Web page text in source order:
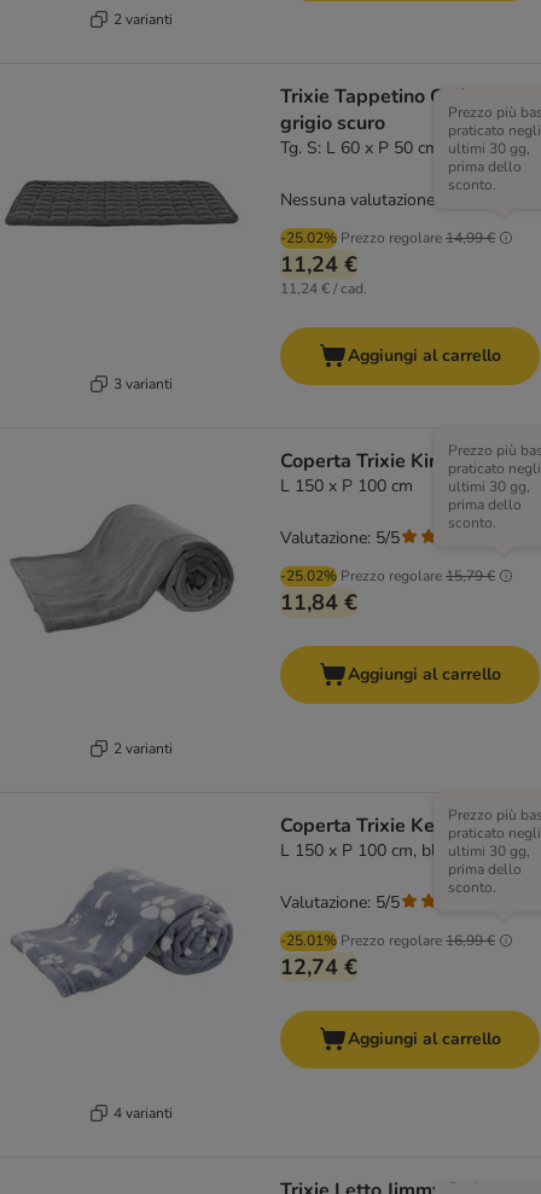
2 varianti
3 varianti
Trixie Tappetino Caliente,
grigio scuro
Tg. S: L 60 x P 50 cm
-25.02% Prezzo regolare14,99 €
Prezzo più
praticato negli
ultimi 30 gg,
prima dello
sconto.
11,24 €
11,24 € / cad.
Nessuna valutazione
Aggiungi al carrello
2 varianti
Coperta Trixie Kimmy
L 150 x P 100 cm
-25.02% Prezzo regolare15,79 €
Prezzo più
praticato negli
ultimi 30 gg,
prima dello
sconto.
11,84 €
Valutazione: 5/5
Aggiungi al carrello
4 varianti
Coperta Trixie Kenny
L 150 x P 100 cm, blu
-25.01% Prezzo regolare16,99 €
Prezzo più
praticato negli
ultimi 30 gg,
prima dello
sconto.
12,74 €
Valutazione: 5/5
Aggiungi al carrello